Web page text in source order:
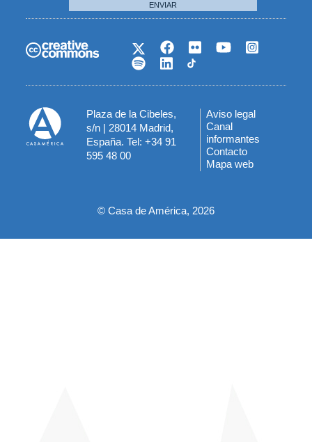
ENVIAR
Plaza de la Cibeles,
s/n | 28014 Madrid,
España. Tel: +34 91
595 48 00
Menú
del
pie
Aviso legal
Canal
informantes
Contacto
Mapa web
© Casa de América, 2026